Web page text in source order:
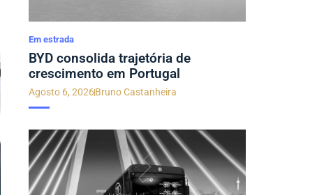
Em estrada
BYD consolida trajetória de
crescimento em Portugal
Agosto 6, 2026Bruno Castanheira